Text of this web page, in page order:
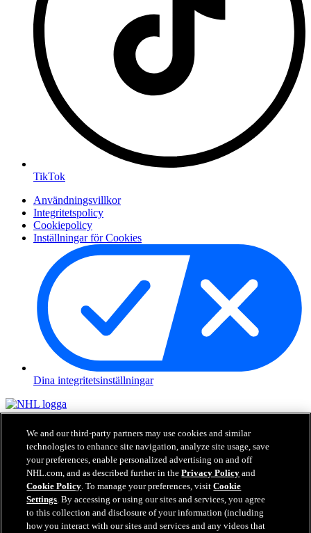
TikTok
Användningsvillkor
Integritetspolicy
Cookiepolicy
Inställningar för Cookies
Dina integritetsinställningar
NHL.com är den officiella hemsidan för National Hockey League.
Alla NHL loggor och varumärken, NHL lag loggor och ord
beskrivna här för NHL och dess respektive lag får inte återskapas
utan tidigare skriftlig tillåtelse från NHL Enterprises, L.P. © NHL
2026. Alla Rättigheter Förbehållna. Alla NHL tröjor specialiserade
med NHL spelares namn och nummer är officiellt licenserade av
NHL och NHLPA. Ord och logga kring Zamboni och specialisering
kring Zambonis maskiner är registrerade varumärken hos Frank J.
Zamboni & Co., Inc.© Frank J. Zamboni & Co., Inc. 2026. Alla
Rättigheter Förbehållna. Andra varumärken från tredje part och
We and our third-party partners may use cookies and similar
technologies to enhance site navigation, analyze site usage, save
your preferences, enable personalized advertising on and off
NHL.com, and as described further in thePrivacy Policy and
Cookie Policy. To manage your preferences, visitCookie
Settings. By accessing or using our sites and services, you agree
to this collection and disclosure of your information (including
how you interact with our sites and services and any videos that